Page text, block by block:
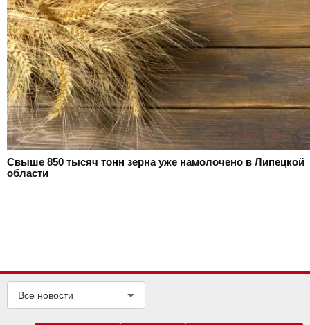
Свыше 850 тысяч тонн зерна уже намолочено в Липецкой
области
Все новости